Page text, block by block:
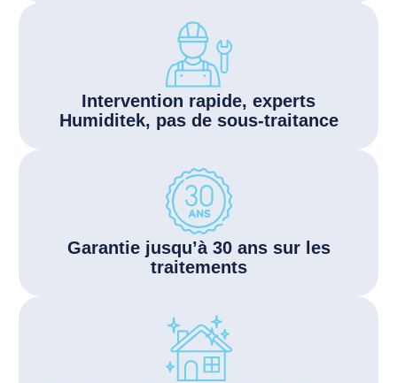
Intervention rapide, experts
Humiditek, pas de sous-traitance
Garantie jusqu’à 30 ans sur les
traitements